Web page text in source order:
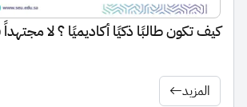
كيف تكون طالبًا ذكيًا أكاديميًا ؟ لا
المزيد